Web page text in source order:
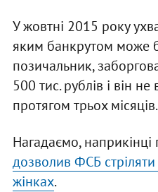
У жовтні 2015 року
яким банкрутом може
позичальник,
500 тис. рублів і він
протягом трьох місяців.
Нагадаємо,
дозволив ФСБ стріляти
жінках.